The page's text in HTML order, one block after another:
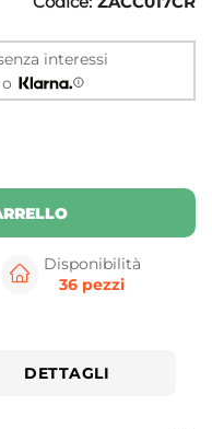
interessi
o
Disponibilità
36 pezzi
DETTAGLI